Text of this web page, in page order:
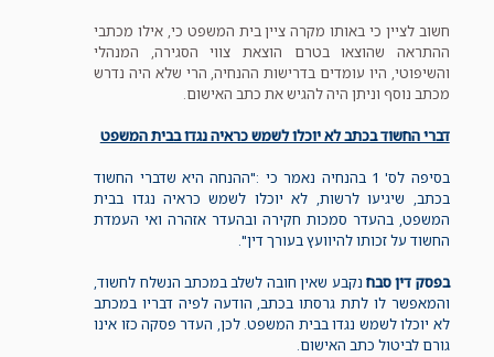
חשוב לציין כי באותו מקרה ציין בית המשפט כי, אילו מכתבי
ההתראה שהוצאו בטרם הוצאת צווי הסגירה, המנהלי
והשיפוטי, היו עומדים בדרישות ההנחיה, הרי שלא היה נדרש
מכתב נוסף וניתן היה להגיש את כתב האישום.
דברי החשוד בכתב לא יוכלו לשמש כראיה נגדו בבית המשפט
בסיפה לס' 1 בהנחיה נאמר כי :"ההנחה היא שדברי החשוד
בכתב, שיגיעו לרשות, לא יוכלו לשמש כראיה נגדו בבית
המשפט, בהעדר סמכות חקירה ובהעדר אזהרה ואי העמדת
החשוד על זכותו להיוועץ בעורך דין".
בפסק דין סבח נקבע שאין חובה לשלב במכתב הנשלח לחשוד,
והמאפשר לו לתת גרסתו בכתב, הודעה לפיה דבריו במכתב
לא יוכלו לשמש נגדו בבית המשפט. לכן, העדר פסקה כזו אינו
גורם לביטול כתב האישום.